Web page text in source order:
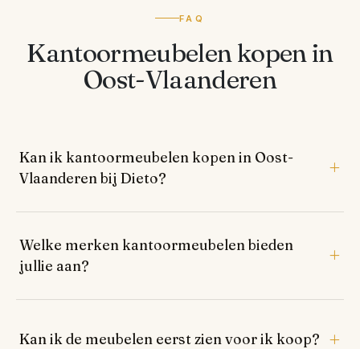
FAQ
Kantoormeubelen kopen in
Oost-Vlaanderen
Kan ik kantoormeubelen kopen in Oost-
Vlaanderen bij Dieto?
Welke merken kantoormeubelen bieden
jullie aan?
Kan ik de meubelen eerst zien voor ik koop?